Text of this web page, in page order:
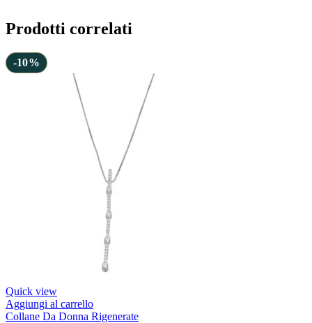
Prodotti correlati
-10%
Quick view
Aggiungi al carrello
Collane Da Donna Rigenerate